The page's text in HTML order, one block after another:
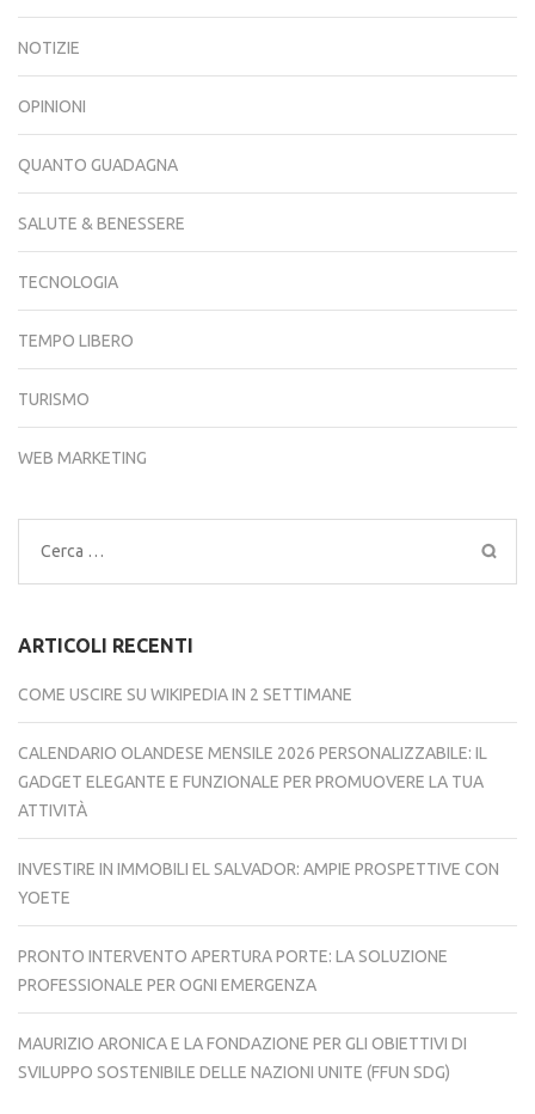
NOTIZIE
OPINIONI
QUANTO GUADAGNA
SALUTE & BENESSERE
TECNOLOGIA
TEMPO LIBERO
TURISMO
WEB MARKETING
Ricerca
per:
ARTICOLI RECENTI
COME USCIRE SU WIKIPEDIA IN 2 SETTIMANE
CALENDARIO OLANDESE MENSILE 2026 PERSONALIZZABILE: IL
GADGET ELEGANTE E FUNZIONALE PER PROMUOVERE LA TUA
ATTIVITÀ
INVESTIRE IN IMMOBILI EL SALVADOR: AMPIE PROSPETTIVE CON
YOETE
PRONTO INTERVENTO APERTURA PORTE: LA SOLUZIONE
PROFESSIONALE PER OGNI EMERGENZA
MAURIZIO ARONICA E LA FONDAZIONE PER GLI OBIETTIVI DI
SVILUPPO SOSTENIBILE DELLE NAZIONI UNITE (FFUN SDG)